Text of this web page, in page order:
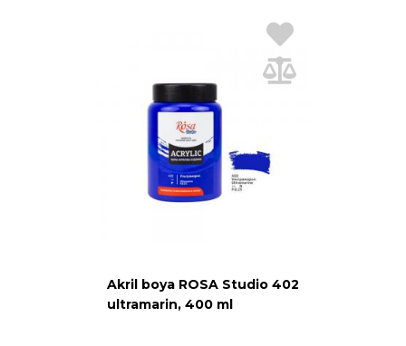
Akril boya ROSA Studio 402
ultramarin, 400 ml